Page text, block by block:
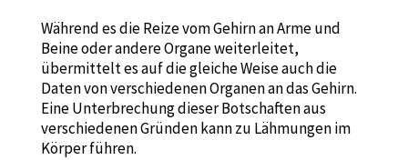
Während es die Reize vom Gehirn an Arme und
Beine oder andere Organe weiterleitet,
übermittelt es auf die gleiche Weise auch die
Daten von verschiedenen Organen an das Gehirn.
Eine Unterbrechung dieser Botschaften aus
verschiedenen Gründen kann zu Lähmungen im
Körper führen.